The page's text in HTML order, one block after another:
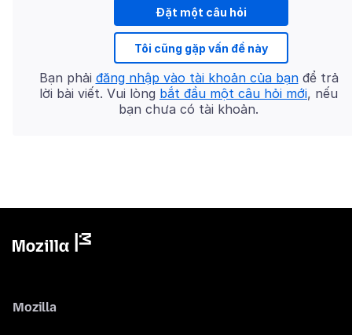
Đặt một câu hỏi
Tôi cũng gặp vấn đề này
Bạn phải đăng nhập vào tài khoản của bạnđể trả
lời bài viết. Vui lòng bắt đầu một câu hỏi mới, nếu
bạn chưa có tài khoản.
Mozilla